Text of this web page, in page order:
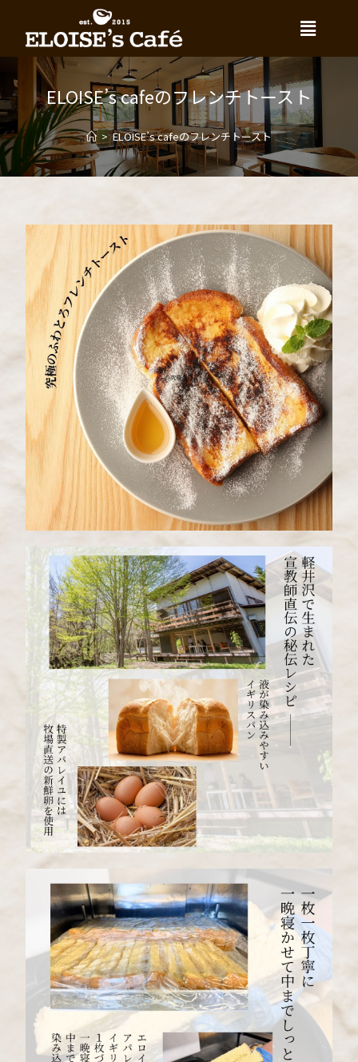
ELOISE’s cafeのフレンチトースト
> ELOISE’s cafeのフレンチトースト